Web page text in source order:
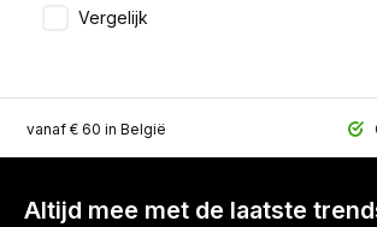
Vergelijk
vanaf € 60 in België
Altijd mee met de laatste